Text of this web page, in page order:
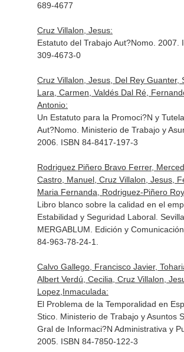
689-4677
Cruz Villalon, Jesus:
Estatuto del Trabajo Aut?Nomo. 2007.
309-4673-0
Cruz Villalon, Jesus, Del Rey Guanter,
Lara, Carmen, Valdés Dal Ré,
Antonio:
Un Estatuto para la Promoci?N y
Aut?Nomo. Ministerio de Trabajo y
2006. ISBN 84-8417-197-3
Rodriguez Piñero Bravo Ferrer,
Castro, Manuel, Cruz Villalon, Jesus,
Maria Fernanda, Rodriguez-Piñero
Libro blanco sobre la calidad en el
Estabilidad y Seguridad Laboral.
MERGABLUM. Edición y
84-963-78-24-1.
Calvo Gallego, Francisco Javier,
Albert Verdú, Cecilia, Cruz Villalon,
Lopez,Inmaculada:
El Problema de la Temporalidad en
Stico. Ministerio de Trabajo y Asuntos
Gral de Informaci?N Administrativa y
2005. ISBN 84-7850-122-3